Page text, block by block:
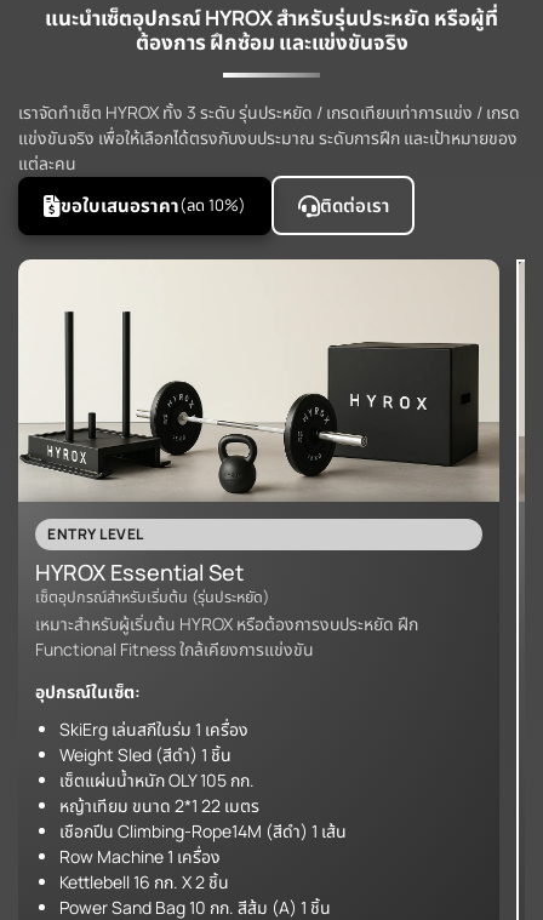
แนะนำเซ็ตอุปกรณ์ HYROX สำหรับรุ่นประหยัด หรือผู้ที่
ต้องการ ฝึกซ้อม และแข่งขันจริง
เราจัดทำเซ็ต HYROX ทั้ง 3 ระดับ รุ่นประหยัด / เกรดเทียบเท่าการแข่ง / เกรด
แข่งขันจริง เพื่อให้เลือกได้ตรงกับงบประมาณ ระดับการฝึก และเป้าหมายของ
แต่ละคน
ขอใบเสนอราคา(ลด 10%) ติดต่อเรา
ENTRY LEVEL
HYROX Essential Set
เซ็ตอุปกรณ์สำหรับเริ่มต้น (รุ่นประหยัด)
เหมาะสำหรับผู้เริ่มต้น HYROX หรือต้องการงบประหยัด ฝึก
Functional Fitness ใกล้เคียงการแข่งขัน
อุปกรณ์ในเซ็ต:
SkiErg เล่นสกีในร่ม 1 เครื่อง
Weight Sled (สีดำ) 1 ชิ้น
เซ็ตแผ่นน้ำหนัก OLY 105 กก.
หญ้าเทียม ขนาด 2*1 22 เมตร
เชือกปีน Climbing-Rope14M (สีดำ) 1 เส้น
Row Machine 1 เครื่อง
Kettlebell 16 กก. X 2 ชิ้น
Power Sand Bag 10 กก. สีส้ม (A) 1 ชิ้น